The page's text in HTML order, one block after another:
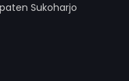
Sukoharjo